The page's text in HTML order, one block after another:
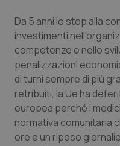
Molise
Piemonte
Provincia
Provincia
Epatiti
HIV
Infezioni &
Ipertensione &
Da 5 anni lo stop alla
investimenti
competenze e nello
penalizzazioni
di turni sempre di più
retribuiti, la Ue ha
europea perché i
normativa comunitaria
ore e un riposo